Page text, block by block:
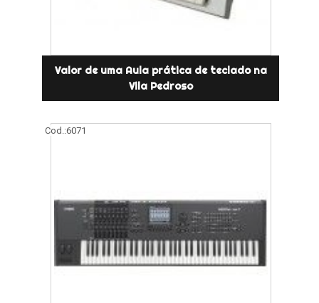
Valor de uma Aula prática de teclado na
Vila Pedroso
Cod.:6071